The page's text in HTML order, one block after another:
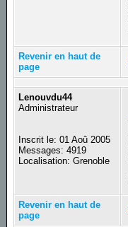
Revenir en haut de
page
Lenouvdu44
Administrateur
Inscrit le: 01 Aoû 2005
Messages: 4919
Localisation: Grenoble
Revenir en haut de
page